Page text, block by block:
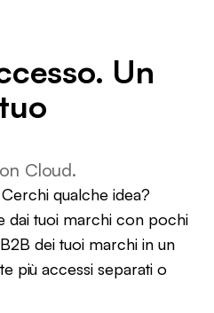
Un
Cloud.
qualche idea?
dai tuoi marchi con pochi
dei tuoi marchi in un
più accessi separati o